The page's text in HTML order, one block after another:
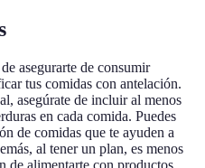
asegurarte de consumir
tus comidas con antelación.
asegúrate de incluir al menos
en cada comida. Puedes
de comidas que te ayuden a
al tener un plan, es menos